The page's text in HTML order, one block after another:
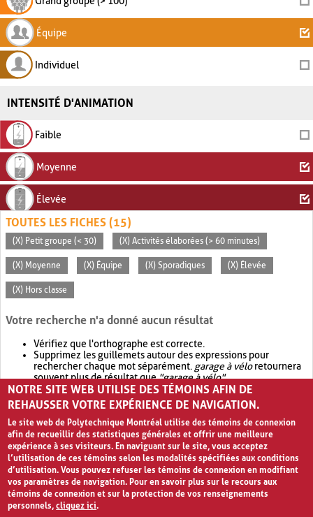
Équipe
Individuel
INTENSITÉ D'ANIMATION
Faible
Moyenne
Élevée
TOUTES LES FICHES (15)
(X) Petit groupe (< 30) (X) Activités élaborées (> 60 minutes)
(X) Moyenne (X) Équipe (X) Sporadiques (X) Élevée
(X) Hors classe
Votre recherche n'a donné aucun résultat
Vérifiez que l'orthographe est correcte.
Supprimez les guillemets autour des expressions pour
rechercher chaque mot séparément. garage à véloretournera
souvent plus de résultat que"garage à vélo".
Envisagez d'élargir votre recherche avec OR.garage OR vélo
retournera souvent plus de résultat quegarage à vélo
NOTRE SITE WEB UTILISE DES TÉMOINS AFIN DE
REHAUSSER VOTRE EXPÉRIENCE DE NAVIGATION.
Le site web de Polytechnique Montréal utilise des témoins de connexion
afin de recueillir des statistiques générales et offrir une meilleure
expérience à ses visiteurs. En naviguant sur le site, vous acceptez
l’utilisation de ces témoins selon les modalités spécifiées aux conditions
d’utilisation. Vous pouvez refuser les témoins de connexion en modifiant
vos paramètres de navigation. Pour en savoir plus sur le recours aux
témoins de connexion et sur la protection de vos renseignements
personnels,cliquez ici.